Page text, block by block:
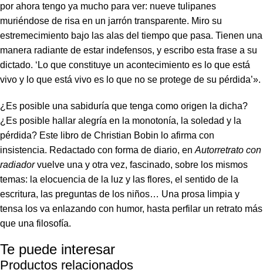
por ahora tengo ya mucho para ver: nueve tulipanes
muriéndose de risa en un jarrón transparente. Miro su
estremecimiento bajo las alas del tiempo que pasa. Tienen una
manera radiante de estar indefensos, y escribo esta frase a su
dictado. ‘Lo que constituye un acontecimiento es lo que está
vivo y lo que está vivo es lo que no se protege de su pérdida’».
¿Es posible una sabiduría que tenga como origen la dicha?
¿Es posible hallar alegría en la monotonía, la soledad y la
pérdida? Este libro de Christian Bobin lo afirma con
insistencia. Redactado con forma de diario, en Autorretrato con
radiadorvuelve una y otra vez, fascinado, sobre los mismos
temas: la elocuencia de la luz y las flores, el sentido de la
escritura, las preguntas de los niños… Una prosa limpia y
tensa los va enlazando con humor, hasta perfilar un retrato más
que una filosofía.
Te puede interesar
Productos relacionados